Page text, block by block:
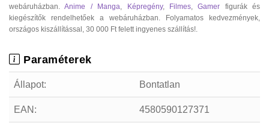
webáruházban.Anime / Manga Képregény, Filmes,Gamer figurák és
kiegészítők rendelhetőek a webáruházban. Folyamatos kedvezmények,
országos kiszállítással, 30 000 Ft felett ingyenes szállítás!.
Paraméterek
Állapot: Bontatlan
EAN: 4580590127371